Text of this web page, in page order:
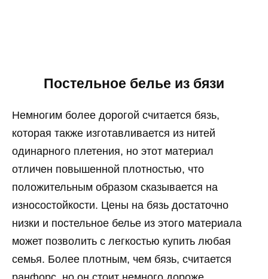
Постельное белье из бязи
Немногим более дорогой считается бязь,
которая также изготавливается из нитей
одинарного плетения, но этот материал
отличен повышенной плотностью, что
положительным образом сказывается на
износостойкости. Цены на бязь достаточно
низки и постельное белье из этого материала
может позволить с легкостью купить любая
семья. Более плотным, чем бязь, считается